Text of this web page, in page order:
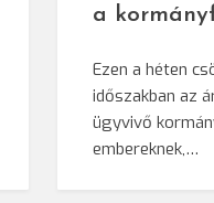
a
Ezen a héten
időszakban az
ügyvivő
embereknek,…